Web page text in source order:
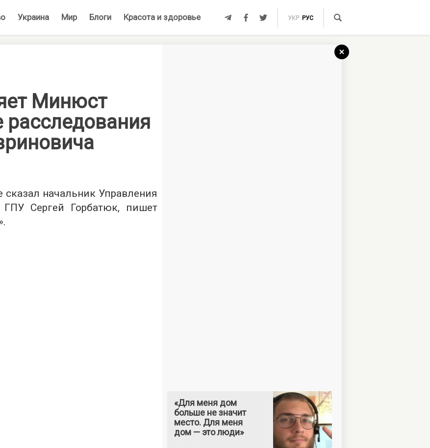
Украина Мир Блоги Красота и здоровье УКР РУС
Минюст
расследования
начальник Управления
ГПУ Сергей Горбатюк, пишет
«Для меня дом
больше не значит
место. Для меня
дом — это люди»